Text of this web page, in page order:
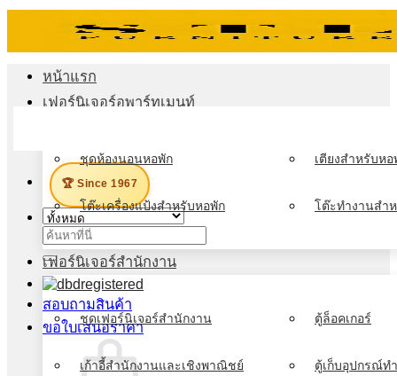
เนื้อหา
🏆 Since 1967
ค้นหา:
สอบถามสินค้า
ขอใบเสนอราคา
หน้าแรก
เฟอร์นิเจอร์อพาร์ทเมนท์
ชุดห้องนอนหอพัก เตียงสำหรับหอ
โต๊ะเครื่องแป้งสำหรับหอพัก โต๊ะทำงานสำ
เฟอร์นิเจอร์สำนักงาน
ชุดเฟอร์นิเจอร์สำนักงาน ตู้ล็อคเกอร์
เก้าอี้สำนักงานและเชิงพาณิชย์ ตู้เก็บอุปกรณ์ท